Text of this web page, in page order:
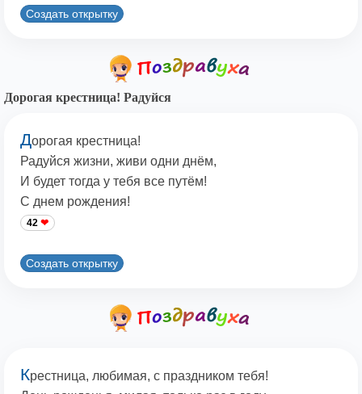
Создать открытку
Дорогая крестница! Радуйся
Дорогая крестница!
Радуйся жизни, живи одни днём,
И будет тогда у тебя все путём!
С днем рождения!
42
Создать открытку
Крестница, любимая, с праздником тебя!